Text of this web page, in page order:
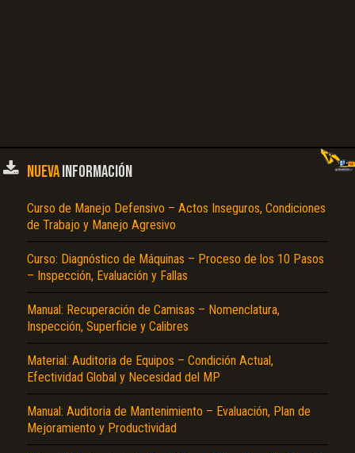
NUEVAINFORMACIÓN
Curso de Manejo Defensivo – Actos Inseguros, Condiciones
de Trabajo y Manejo Agresivo
Curso: Diagnóstico de Máquinas – Proceso de los 10 Pasos
– Inspección, Evaluación y Fallas
Manual: Recuperación de Camisas – Nomenclatura,
Inspección, Superficie y Calibres
Material: Auditoria de Equipos – Condición Actual,
Efectividad Global y Necesidad del MP
Manual: Auditoria de Mantenimiento – Evaluación, Plan de
Mejoramiento y Productividad